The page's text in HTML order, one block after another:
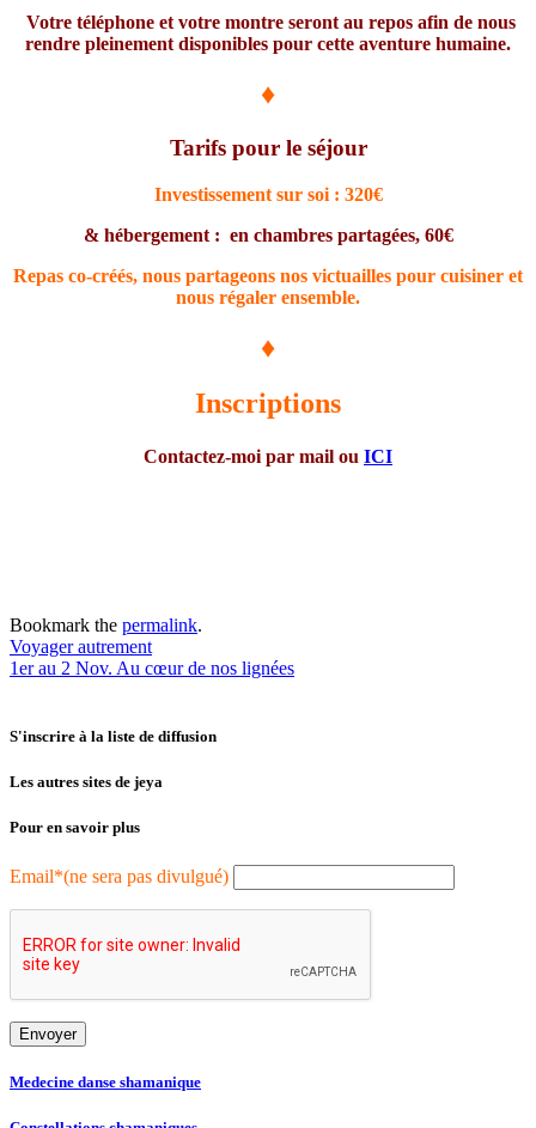
Votre téléphone et votre montre seront au repos afin de nous
rendre pleinement disponibles pour cette aventure humaine.
♦
Tarifs pour le séjour
Investissement sur soi : 320€
& hébergement : en chambres partagées, 60€
Repas co-créés, nous partageons nos victuailles pour cuisiner et
nous régaler ensemble.
♦
Inscriptions
Contactez-moi par mail ou ICI
Bookmark the permalink.
Post
navigation
Voyager autrement
1er au 2 Nov. Au cœur de nos lignées
S'inscrire à la liste de diffusion
Les autres sites de jeya
Pour en savoir plus
Email*(ne sera pas divulgué)
Medecine danse shamanique